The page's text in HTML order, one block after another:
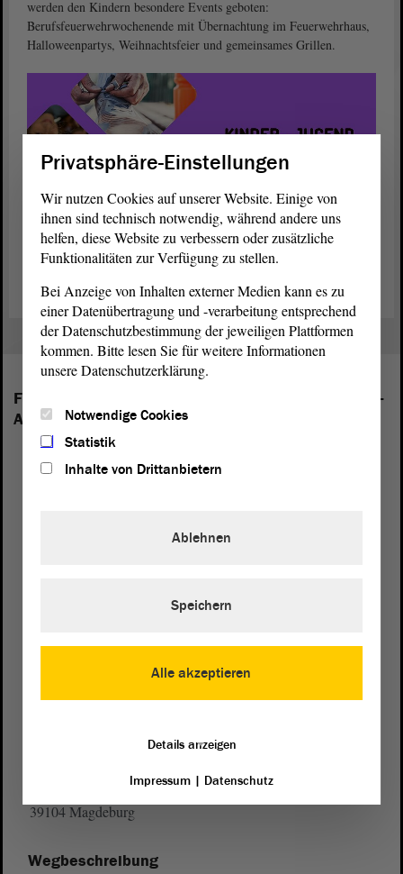
werden den Kindern besondere Events geboten:
Berufsfeuerwehrwochenende mit Übernachtung im Feuerwehrhaus,
Halloweenpartys, Weihnachtsfeier und gemeinsames Grillen.
Folgende Fraktionen sind im Landtag von Sachsen-
Anhalt vertreten:
39104 Magdeburg
Wegbeschreibung
Privatsphäre-Einstellungen
Wir nutzen Cookies auf unserer Website. Einige von
ihnen sind technisch notwendig, während andere uns
helfen, diese Website zu verbessern oder zusätzliche
Funktionalitäten zur Verfügung zu stellen.
Bei Anzeige von Inhalten externer Medien kann es zu
einer Datenübertragung und -verarbeitung entsprechend
der Datenschutzbestimmung der jeweiligen Plattformen
kommen. Bitte lesen Sie für weitere Informationen
unsere Datenschutzerklärung.
Notwendige Cookies
Statistik
Inhalte von Drittanbietern
Alle akzeptieren
Ablehnen
Speichern
Details anzeigen
Impressum| Datenschutz